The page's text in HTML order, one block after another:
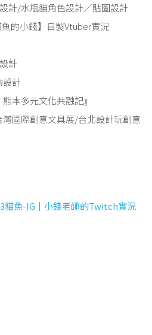
計/水瓶貓角色設計／貼圖設計
的小錢】自製Vtuber實況
計
設計
本多元文化共融記』
灣國際創意文具展/台北設計玩創意
貓魚-IG ｜ 小錢老師的Twitch實況